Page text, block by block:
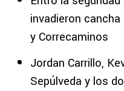
invadieron
y Correcaminos
Jordan Carrillo,
Sepúlveda y los